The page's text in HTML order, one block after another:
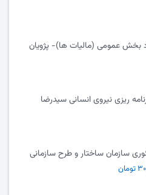
ریزی نیروی انسانی سیدرضا
سازمان ساختار و طرح سازمانی